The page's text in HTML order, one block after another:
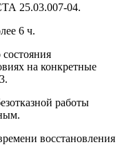
25.03.007-04.
6 ч.
на конкретные
работы
восстановления